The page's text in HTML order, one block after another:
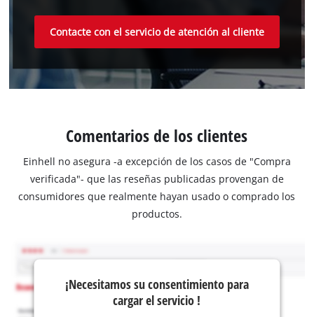
Contacte con el servicio de atención al cliente
Comentarios de los clientes
Einhell no asegura -a excepción de los casos de "Compra
verificada"- que las reseñas publicadas provengan de
consumidores que realmente hayan usado o comprado los
productos.
¡Necesitamos su consentimiento para
cargar el servicio !